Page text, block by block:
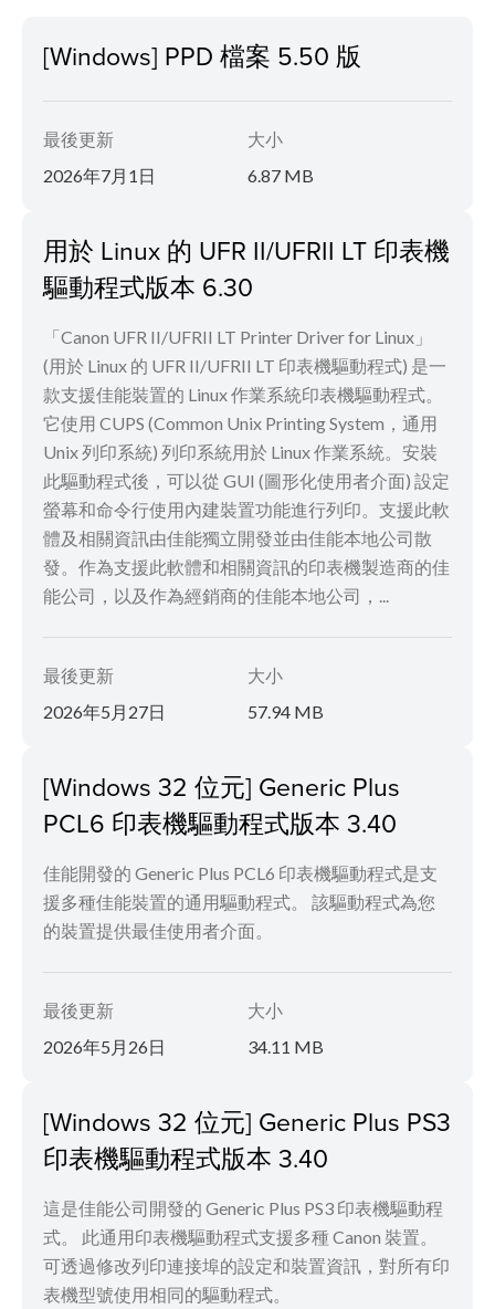
[Windows] PPD 檔案 5.50 版
最後更新
2026年7月1日
大小
6.87 MB
用於 Linux 的 UFR II/UFRII LT 印表機
驅動程式版本 6.30
「Canon UFR II/UFRII LT Printer Driver for Linux」
(用於 Linux 的 UFR II/UFRII LT 印表機驅動程式) 是一
款支援佳能裝置的 Linux 作業系統印表機驅動程式。
它使用 CUPS (Common Unix Printing System，通用
Unix 列印系統) 列印系統用於 Linux 作業系統。安裝
此驅動程式後，可以從 GUI (圖形化使用者介面) 設定
螢幕和命令行使用內建裝置功能進行列印。支援此軟
體及相關資訊由佳能獨立開發並由佳能本地公司散
發。作為支援此軟體和相關資訊的印表機製造商的佳
能公司，以及作為經銷商的佳能本地公司，...
最後更新
2026年5月27日
大小
57.94 MB
[Windows 32 位元] Generic Plus
PCL6 印表機驅動程式版本 3.40
佳能開發的 Generic Plus PCL6 印表機驅動程式是支
援多種佳能裝置的通用驅動程式。 該驅動程式為您
的裝置提供最佳使用者介面。
最後更新
2026年5月26日
大小
34.11 MB
[Windows 32 位元] Generic Plus PS3
印表機驅動程式版本 3.40
這是佳能公司開發的 Generic Plus PS3 印表機驅動程
式。 此通用印表機驅動程式支援多種 Canon 裝置。
可透過修改列印連接埠的設定和裝置資訊，對所有印
表機型號使用相同的驅動程式。